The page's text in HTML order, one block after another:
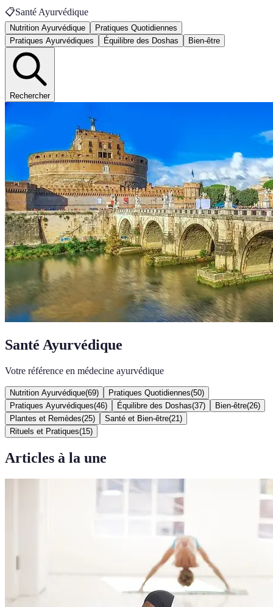
📋Santé Ayurvédique
Nutrition Ayurvédique
Pratiques Quotidiennes
Pratiques Ayurvédiques
Équilibre des Doshas Bien-être
Rechercher
Santé Ayurvédique
Votre référence en médecine ayurvédique
Nutrition Ayurvédique(69) Pratiques Quotidiennes(50)
Pratiques Ayurvédiques(46) Équilibre des Doshas(37) Bien-être(26)
Plantes et Remèdes(25) Santé et Bien-être(21 )
Rituels et Pratiques(15)
Articles à la une